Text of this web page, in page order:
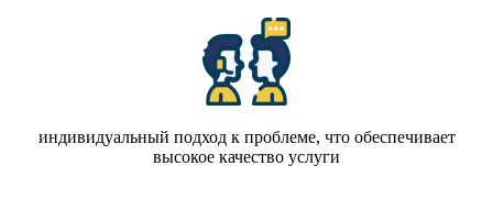
индивидуальный подход к проблеме, что обеспечивает
высокое качество услуги